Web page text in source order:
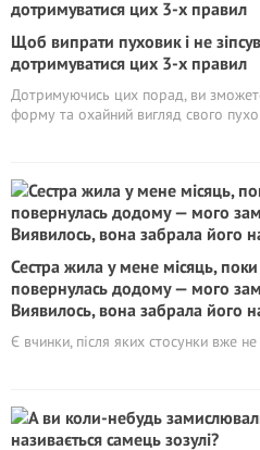
Щоб випрати пуховик і не
дотримуватися цих 3-х правил
Дотримуючись цих порад, ви
форму та охайний вигляд свого
Сестра жила у мене місяць,
повернулась додому — мого
Виявилось, вона забрала його
Є вчинки, після яких стосунки вже не